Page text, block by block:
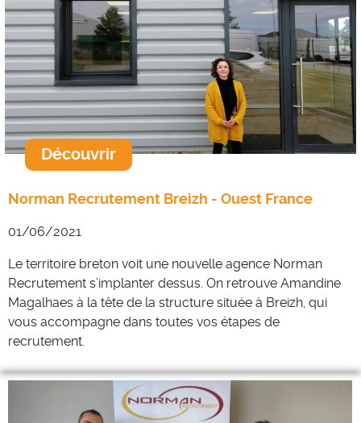
Découvrir
Norman Recrutement Breizh - Ouest France
01/06/2021
Le territoire breton voit une nouvelle agence Norman
Recrutement s’implanter dessus. On retrouve Amandine
Magalhaes à la tête de la structure située à Breizh, qui
vous accompagne dans toutes vos étapes de
recrutement.